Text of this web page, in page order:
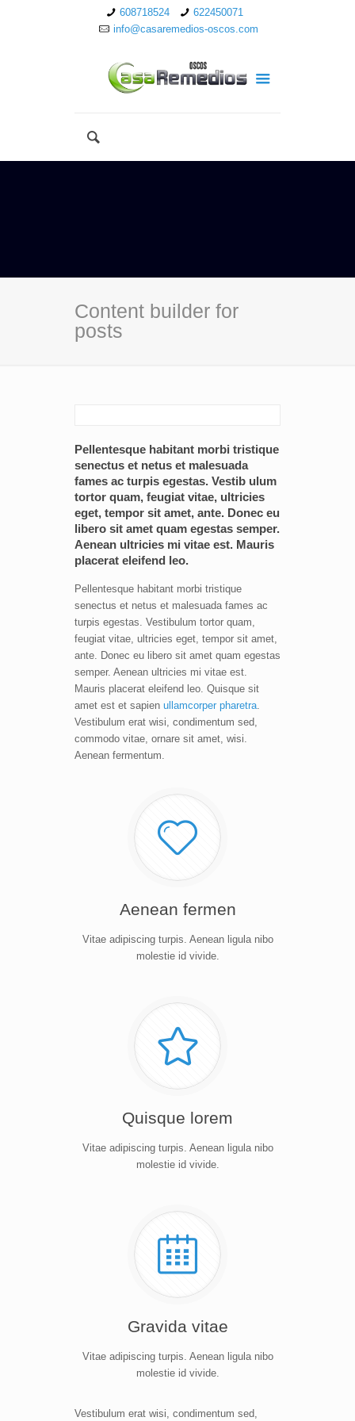
608718524
622450071
info@casaremedios-oscos.com
Content builder for
posts
Pellentesque habitant morbi tristique
senectus et netus et malesuada
fames ac turpis egestas. Vestib ulum
tortor quam, feugiat vitae, ultricies
eget, tempor sit amet, ante. Donec eu
libero sit amet quam egestas semper.
Aenean ultricies mi vitae est. Mauris
placerat eleifend leo.
Pellentesque habitant morbi tristique
senectus et netus et malesuada fames ac
turpis egestas. Vestibulum tortor quam,
feugiat vitae, ultricies eget, tempor sit amet,
ante. Donec eu libero sit amet quam egestas
semper. Aenean ultricies mi vitae est.
Mauris placerat eleifend leo. Quisque sit
amet est et sapien ullamcorper pharetra.
Vestibulum erat wisi, condimentum sed,
commodo vitae, ornare sit amet, wisi.
Aenean fermentum.
Aenean fermen
Vitae adipiscing turpis. Aenean ligula nibo
molestie id vivide.
Quisque lorem
Vitae adipiscing turpis. Aenean ligula nibo
molestie id vivide.
Gravida vitae
Vitae adipiscing turpis. Aenean ligula nibo
molestie id vivide.
Vestibulum erat wisi, condimentum sed,